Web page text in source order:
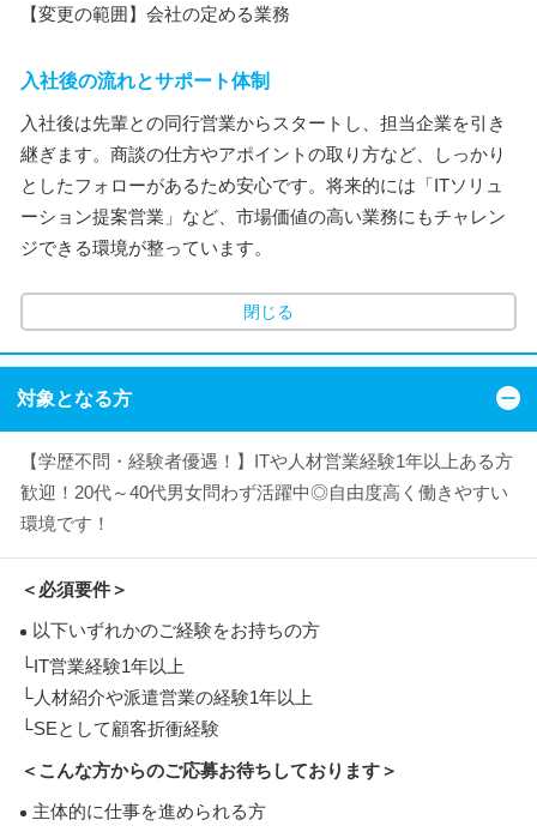
【変更の範囲】会社の定める業務
入社後の流れとサポート体制
入社後は先輩との同行営業からスタートし、担当企業を引き
継ぎます。商談の仕方やアポイントの取り方など、しっかり
としたフォローがあるため安心です。将来的には「ITソリュ
ーション提案営業」など、市場価値の高い業務にもチャレン
ジできる環境が整っています。
閉じる
対象となる方
【学歴不問・経験者優遇！】ITや人材営業経験1年以上ある方
歓迎！20代～40代男女問わず活躍中◎自由度高く働きやすい
環境です！
＜必須要件＞
以下いずれかのご経験をお持ちの方
└IT営業経験1年以上
└人材紹介や派遣営業の経験1年以上
└SEとして顧客折衝経験
＜こんな方からのご応募お待ちしております＞
主体的に仕事を進められる方